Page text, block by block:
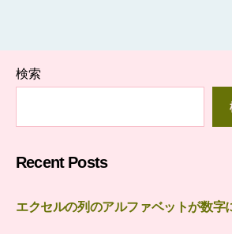
検索
Recent Posts
エクセルの列のアルファベットが数字